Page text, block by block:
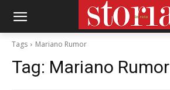
Tags Mariano Rumor
Tag: Mariano Rumor